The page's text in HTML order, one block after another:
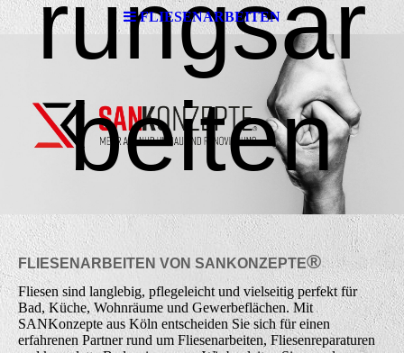
FLIESENARBEITEN
rungsar
beiten
FLIESENARBEITEN VON SAN KONZEPTE®
Fliesen sind langlebig, pflegeleicht und vielseitig perfekt für
Bad, Küche, Wohnräume und Gewerbeflächen. Mit
SANKonzepte aus Köln entscheiden Sie sich für einen
erfahrenen Partner rund um Fliesenarbeiten, Fliesenreparaturen